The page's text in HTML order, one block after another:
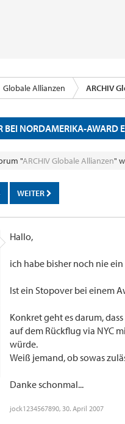
Globale Allianzen ARCHIV
BEI NORDAMERIKA-AWARD
"ARCHIV Globale Allianzen"
WEITER
Hallo,
ich habe bisher noch nie
Ist ein Stopover bei einem
Konkret geht es darum,
auf dem Rückflug via NYC
würde.
Weiß jemand, ob sowas
Danke schonmal...
jock1234567890, 30. April 2007